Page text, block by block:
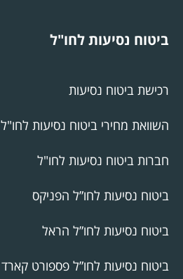
ביטוח נסיעות לחו"ל
רכישת ביטוח נסיעות
השוואת מחירי ביטוח נסיעות לחו"ל
חברות ביטוח נסיעות לחו"ל
ביטוח נסיעות לחו”ל הפניקס
ביטוח נסיעות לחו”ל הראל
ביטוח נסיעות לחו”ל פספורט קארד